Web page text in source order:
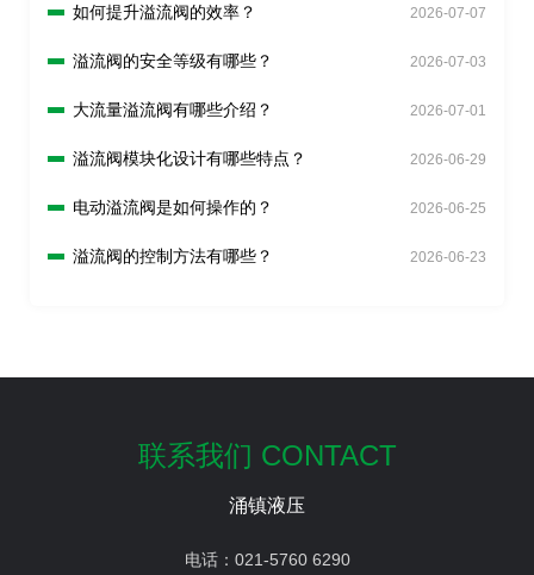
如何提升溢流阀的效率？ 2026-07-07
溢流阀的安全等级有哪些？ 2026-07-03
大流量溢流阀有哪些介绍？ 2026-07-01
溢流阀模块化设计有哪些特点？ 2026-06-29
电动溢流阀是如何操作的？ 2026-06-25
溢流阀的控制方法有哪些？ 2026-06-23
联系我们 CONTACT
涌镇液压
电话： 021-5760 6290